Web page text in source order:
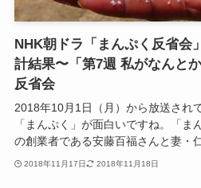
NHK朝ドラ「まんぷく反省会
計結果〜「第7週 私がなんと
反省会
2018年10月1日（月）から放送され
「まんぷく」が面白いですね。「ま
の創業者である安藤百福さんと妻・
2018年11月17日 2018年11月18日